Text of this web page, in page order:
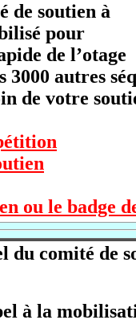
de soutien à
pour
de l’otage
autres
de votre
ou le badge
du comité de
à la